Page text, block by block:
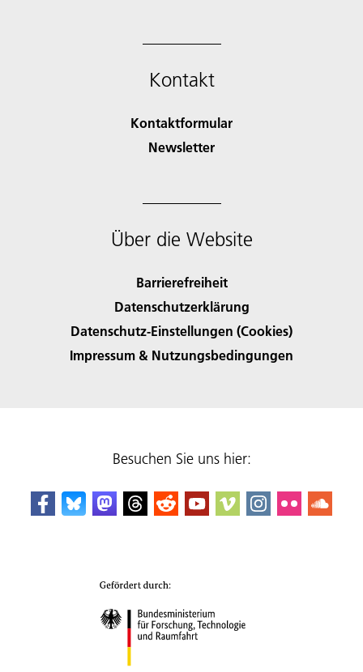
Kontakt
Kontaktformular
Newsletter
Über die Website
Barrierefreiheit
Datenschutzerklärung
Datenschutz-Einstellungen (Cookies)
Impressum & Nutzungsbedingungen
Besuchen Sie uns hier: